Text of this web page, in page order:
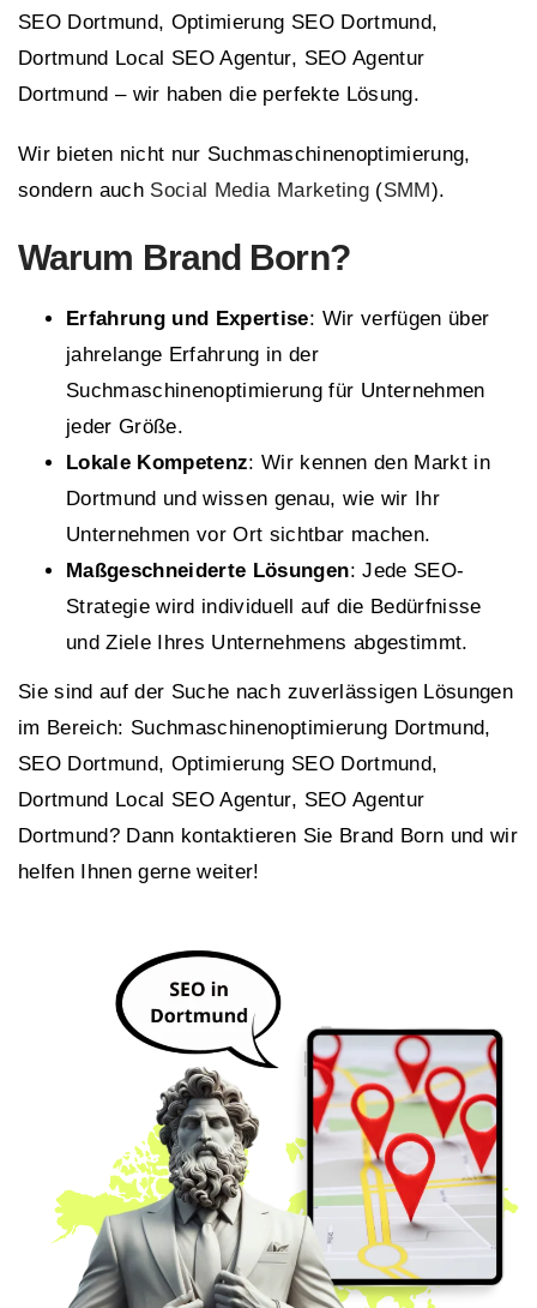
SEO Dortmund, Optimierung SEO Dortmund,
Dortmund Local SEO Agentur, SEO Agentur
Dortmund – wir haben die perfekte Lösung.
Wir bieten nicht nur Suchmaschinenoptimierung,
sondern auch Social Media Marketing(SMM).
Warum Brand Born?
Erfahrung und Expertise: Wir verfügen über
jahrelange Erfahrung in der
Suchmaschinenoptimierung für Unternehmen
jeder Größe.
Lokale Kompetenz: Wir kennen den Markt in
Dortmund und wissen genau, wie wir Ihr
Unternehmen vor Ort sichtbar machen.
Maßgeschneiderte Lösungen: Jede SEO-
Strategie wird individuell auf die Bedürfnisse
und Ziele Ihres Unternehmens abgestimmt.
Sie sind auf der Suche nach zuverlässigen Lösungen
im Bereich: Suchmaschinenoptimierung Dortmund,
SEO Dortmund, Optimierung SEO Dortmund,
Dortmund Local SEO Agentur, SEO Agentur
Dortmund? Dann kontaktieren Sie Brand Born und wir
helfen Ihnen gerne weiter!